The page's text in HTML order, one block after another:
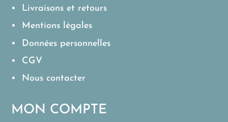
• Livraisons et retours
• Mentions légales
• Données personnelles
• CGV
• Nous contacter
MON COMPTE